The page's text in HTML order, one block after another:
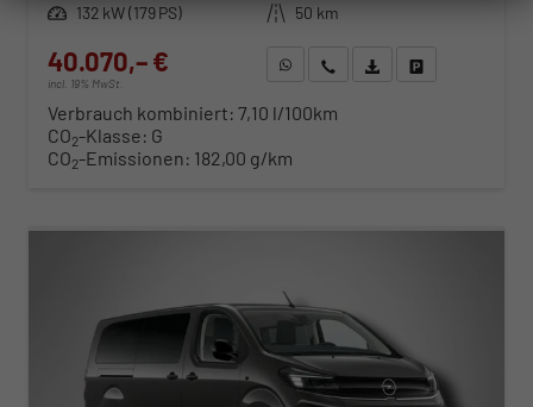
Leistung 132 kW (179 PS) Kilometerstand 50 km
40.070,– €
incl. 19% MwSt.
WhatsApp anfragen
Wir rufen Sie anFahrzeugexposé (PDF)
Verbrauch kombiniert: 7,10 l/100km
CO2-Klasse: G
CO2-Emissionen: 182,00 g/km